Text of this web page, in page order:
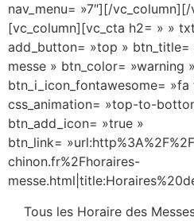
nav_menu= »7″][/
[vc_column][vc_cta h2= » »
add_button= »top » btn_title=
messe » btn_color= »warning
btn_i_icon_fontawesome=
css_animation= »top-to-
btn_add_icon= »true »
btn_link=
chinon.fr%2Fhoraires-
Tous les Horaire des